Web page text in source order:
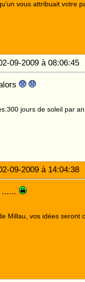
vous attribuait votre
09-2009 à
jours de soleil par an
09-2009 à
......
Millau, vos idées seront